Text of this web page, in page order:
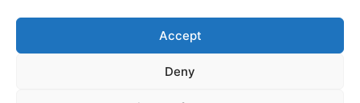
Accept
Deny
© tagDiv - All rights reserved. Made with